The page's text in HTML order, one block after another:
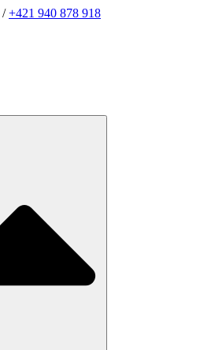
/+421 940 878 918